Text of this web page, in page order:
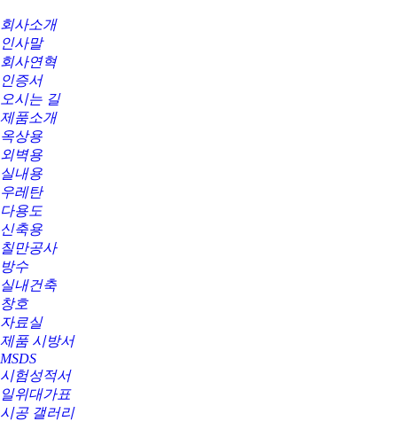
회사소개
인사말
회사연혁
인증서
오시는 길
제품소개
옥상용
외벽용
실내용
우레탄
다용도
신축용
칠만공사
방수
실내건축
창호
자료실
제품 시방서
MSDS
시험성적서
일위대가표
시공 갤러리